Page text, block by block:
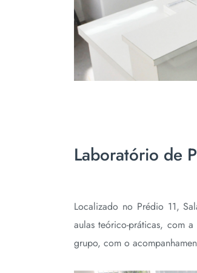
Laboratório de
Localizado no Prédio 11,
aulas teórico-práticas, com
grupo, com o